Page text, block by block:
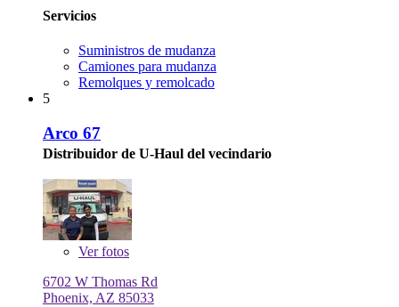
Servicios
Suministros de mudanza
Camiones para mudanza
Remolques y remolcado
5
Arco 67
Distribuidor de U-Haul del vecindario
Verfotos
6702 W Thomas Rd
Phoenix, AZ 85033